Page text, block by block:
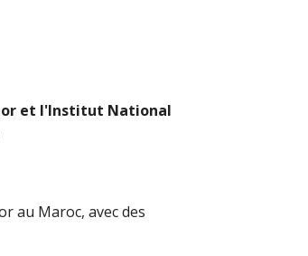
et l'Institut National
au Maroc, avec des